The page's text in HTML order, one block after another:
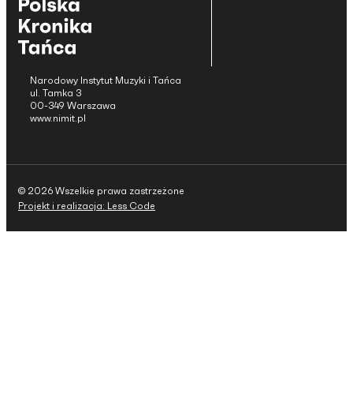
Narodowy Instytut Muzyki i Tańca
ul. Tamka 3
00-349 Warszawa
www.nimit.pl
© 2026 Wszelkie prawa zastrzeżone
Projekt i realizacja: Less Code